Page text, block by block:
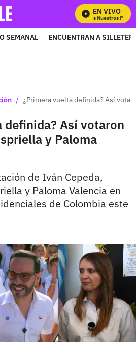
EN VIVO
Mira Todos Nuestros
SEMANAL ENCUENTRAN A
/ ¿Primera vuelta definida? Así
definida? Así votaron
y Paloma
de Iván Cepeda,
y Paloma Valencia en
de Colombia este